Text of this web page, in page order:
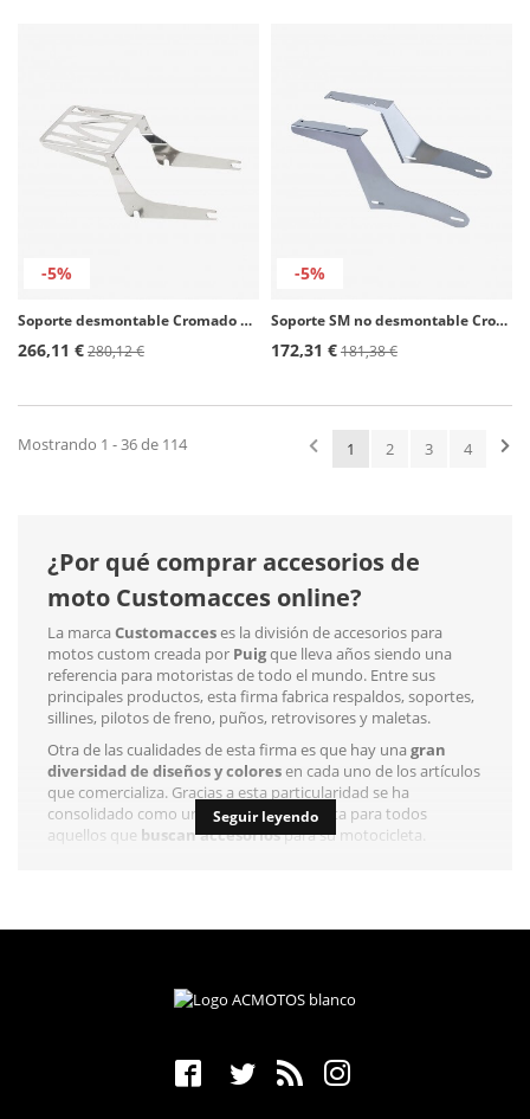
-5%
Soporte desmontable Cromado SS0032J para maletas Customacces
266,11 €280,12 €
-5%
Soporte SM no desmontable Cromado SM0004J para maletas Customacces
172,31 €181,38 €
1 2 3 4
Mostrando 1 - 36 de 114
¿Por qué comprar accesorios de
moto Customacces online?
La marca Customacceses la división de accesorios para
motos custom creada por Puigque lleva años siendo una
referencia para motoristas de todo el mundo. Entre sus
principales productos, esta firma fabrica respaldos, soportes,
sillines, pilotos de freno, puños, retrovisores y maletas.
Otra de las cualidades de esta firma es que hay una gran
diversidad de diseños y coloresen cada uno de los artículos
que comercializa. Gracias a esta particularidad se ha
consolidado como una referencia absoluta para todos
aquellos que buscan accesoriospara su motocicleta.
custom, Customacces
de nuestro vehículo para que luzca como más nos
gusta. Muchas veces, nos cansamos de verla con el mismo
Seguir leyendo